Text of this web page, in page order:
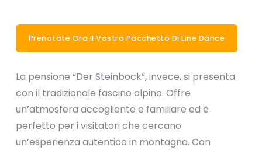
Prenotate Ora Il Vostro Pacchetto Di Line Dance
La pensione “Der Steinbock”, invece, si presenta
con il tradizionale fascino alpino. Offre
un’atmosfera accogliente e familiare ed è
perfetto per i visitatori che cercano
un’esperienza autentica in montagna. Con